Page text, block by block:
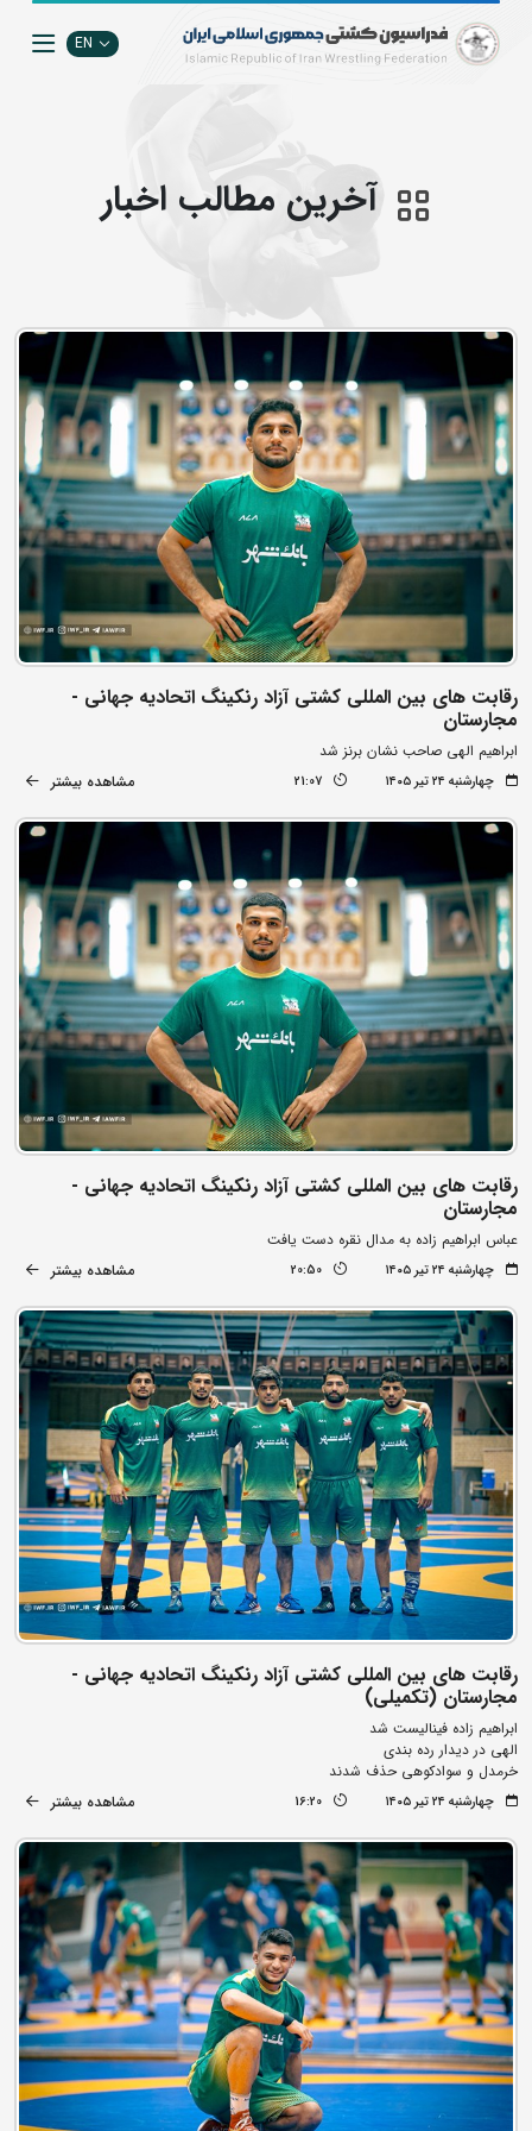
EN
آخرین مطالب اخبار
رقابت های بین المللی کشتی آزاد رنکینگ اتحادیه جهانی -
مجارستان
ابراهیم الهی صاحب نشان برنز شد
چهارشنبه ۲۴ تیر ۱۴۰۵ 21:07 مشاهده بیشتر
رقابت های بین المللی کشتی آزاد رنکینگ اتحادیه جهانی -
مجارستان
عباس ابراهیم زاده به مدال نقره دست یافت
چهارشنبه ۲۴ تیر ۱۴۰۵ 20:50 مشاهده بیشتر
رقابت های بین المللی کشتی آزاد رنکینگ اتحادیه جهانی -
مجارستان (تکمیلی)
ابراهیم زاده فینالیست شد
الهی در دیدار رده بندی
خرمدل و سوادکوهی حذف شدند
چهارشنبه ۲۴ تیر ۱۴۰۵ 16:20 مشاهده بیشتر